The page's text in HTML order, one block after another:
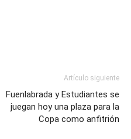
Artículo siguiente
Fuenlabrada y Estudiantes se
juegan hoy una plaza para la
Copa como anfitrión